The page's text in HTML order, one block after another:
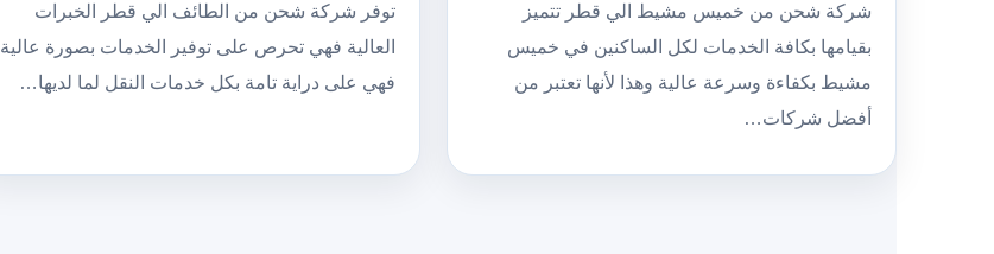
شركة شحن من خميس مشيط الي قطر تتميز
بقيامها بكافة الخدمات لكل الساكنين في خميس
مشيط بكفاءة وسرعة عالية وهذا لأنها تعتبر من
أفضل شركات…
توفر شركة شحن من الطائف الي قطر الخبرات
العالية فهي تحرص على توفير الخدمات بصورة عالية
فهي على دراية تامة بكل خدمات النقل لما لديها…